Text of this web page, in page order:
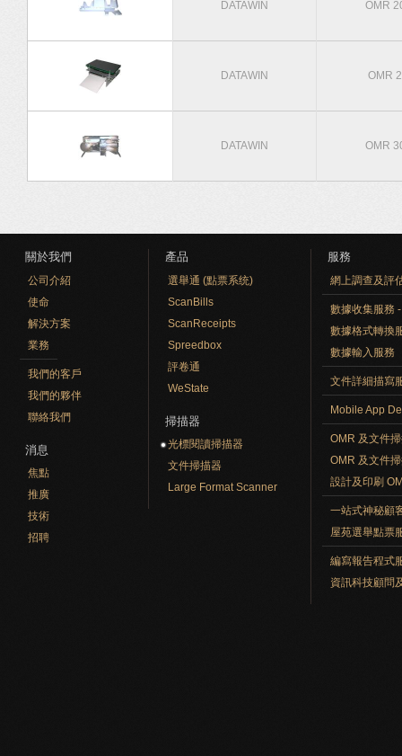
DATAWIN OMR
DATAWIN OMR
DATAWIN OMR
關於我們
公司介紹
使命
解決方案
業務
我們的客戶
我們的夥伴
聯絡我們
消息
焦點
推廣
技術
招聘
產品
選舉通 (點票系统)
ScanBills
ScanReceipts
Spreedbox
評卷通
WeState
掃描器
光標閱讀掃描器
文件掃描器
Large Format Scanner
服務
網上調查及評
數據收集服務
數據格式轉換
數據輸入服務
文件詳細描寫
Mobile App
OMR 及文件
OMR 及文件
設計及印刷
一站式神秘顧
屋苑選舉點票
編寫報告程式
資訊科技顧問